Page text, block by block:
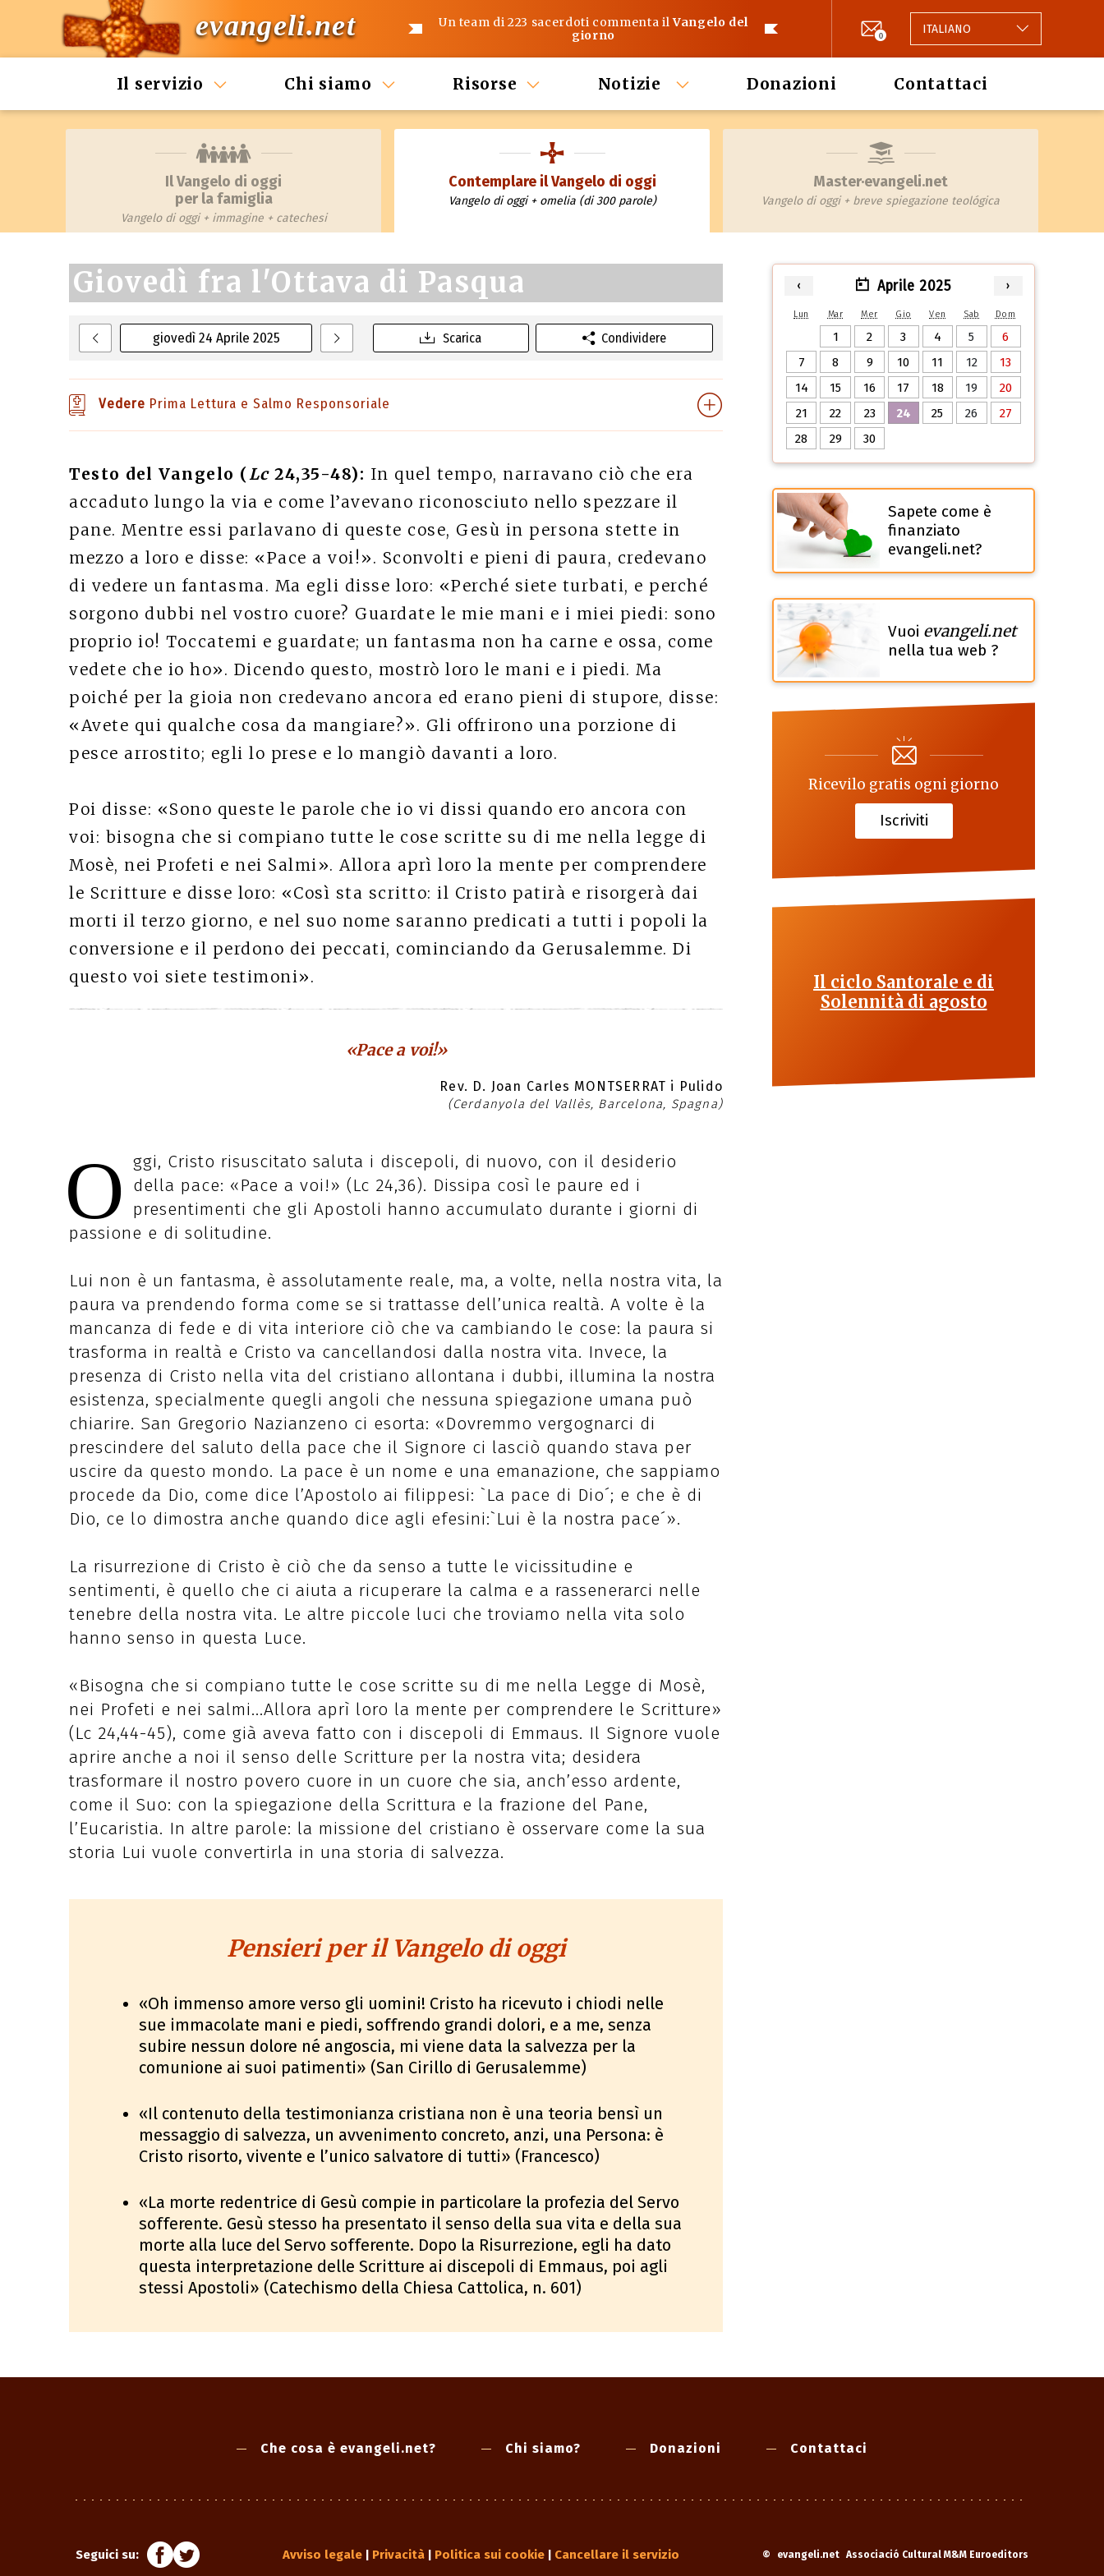
evangeli.net Un team di 223 sacerdoti commenta ilVangelo del
giorno
0 ITALIANO
Il servizio Chi siamo Risorse Notizie Donazioni Contattaci
Il Vangelo di oggi
per la famiglia
Vangelo di oggi + immagine + catechesi
Contemplare il Vangelo di oggi
Vangelo di oggi + omelia (di 300 parole)
Master·evangeli.net
Vangelo di oggi + breve spiegazione teológica
giovedì 24 Aprile 2025
Giovedì fra l'Ottava di Pasqua
Scarica Condividere
Vedere Prima Lettura e Salmo Responsoriale
Testo del Vangelo (Lc24,35-48): In quel tempo, narravano ciò che era
accaduto lungo la via e come l’avevano riconosciuto nello spezzare il
pane. Mentre essi parlavano di queste cose, Gesù in persona stette in
mezzo a loro e disse: «Pace a voi!». Sconvolti e pieni di paura, credevano
di vedere un fantasma. Ma egli disse loro: «Perché siete turbati, e perché
sorgono dubbi nel vostro cuore? Guardate le mie mani e i miei piedi: sono
proprio io! Toccatemi e guardate; un fantasma non ha carne e ossa, come
vedete che io ho». Dicendo questo, mostrò loro le mani e i piedi. Ma
poiché per la gioia non credevano ancora ed erano pieni di stupore, disse:
«Avete qui qualche cosa da mangiare?». Gli offrirono una porzione di
pesce arrostito; egli lo prese e lo mangiò davanti a loro.
Poi disse: «Sono queste le parole che io vi dissi quando ero ancora con
voi: bisogna che si compiano tutte le cose scritte su di me nella legge di
Mosè, nei Profeti e nei Salmi». Allora aprì loro la mente per comprendere
le Scritture e disse loro: «Così sta scritto: il Cristo patirà e risorgerà dai
morti il terzo giorno, e nel suo nome saranno predicati a tutti i popoli la
conversione e il perdono dei peccati, cominciando da Gerusalemme. Di
questo voi siete testimoni».
«Pace a voi!»
Rev. D. Joan Carles MONTSERRAT i Pulido
(Cerdanyola del Vallès, Barcelona, Spagna)
O ggi, Cristo risuscitato saluta i discepoli, di nuovo, con il desiderio
della pace: «Pace a voi!» (Lc 24,36). Dissipa così le paure ed i
presentimenti che gli Apostoli hanno accumulato durante i giorni di
passione e di solitudine.
Lui non è un fantasma, è assolutamente reale, ma, a volte, nella nostra vita, la
paura va prendendo forma come se si trattasse dell’unica realtà. A volte è la
mancanza di fede e di vita interiore ciò che va cambiando le cose: la paura si
trasforma in realtà e Cristo va cancellandosi dalla nostra vita. Invece, la
presenza di Cristo nella vita del cristiano allontana i dubbi, illumina la nostra
esistenza, specialmente quegli angoli che nessuna spiegazione umana può
chiarire. San Gregorio Nazianzeno ci esorta: «Dovremmo vergognarci di
prescindere del saluto della pace che il Signore ci lasciò quando stava per
uscire da questo mondo. La pace è un nome e una emanazione, che sappiamo
procede da Dio, come dice l’Apostolo ai filippesi: `La pace di Dio´; e che è di
Dio, ce lo dimostra anche quando dice agli efesini:`Lui è la nostra pace´».
La risurrezione di Cristo è ciò che da senso a tutte le vicissitudine e
sentimenti, è quello che ci aiuta a ricuperare la calma e a rassenerarci nelle
tenebre della nostra vita. Le altre piccole luci che troviamo nella vita solo
hanno senso in questa Luce.
«Bisogna che si compiano tutte le cose scritte su di me nella Legge di Mosè,
nei Profeti e nei salmi...Allora aprì loro la mente per comprendere le Scritture»
(Lc 24,44-45), come già aveva fatto con i discepoli di Emmaus. Il Signore vuole
aprire anche a noi il senso delle Scritture per la nostra vita; desidera
trasformare il nostro povero cuore in un cuore che sia, anch’esso ardente,
come il Suo: con la spiegazione della Scrittura e la frazione del Pane,
l’Eucaristia. In altre parole: la missione del cristiano è osservare come la sua
storia Lui vuole convertirla in una storia di salvezza.
Pensieri per il Vangelo di oggi
«Oh immenso amore verso gli uomini! Cristo ha ricevuto i chiodi nelle
sue immacolate mani e piedi, soffrendo grandi dolori, e a me, senza
subire nessun dolore né angoscia, mi viene data la salvezza per la
comunione ai suoi patimenti» (San Cirillo di Gerusalemme)
«Il contenuto della testimonianza cristiana non è una teoria bensì un
messaggio di salvezza, un avvenimento concreto, anzi, una Persona: è
Cristo risorto, vivente e l’unico salvatore di tutti» (Francesco)
«La morte redentrice di Gesù compie in particolare la profezia del Servo
sofferente. Gesù stesso ha presentato il senso della sua vita e della sua
morte alla luce del Servo sofferente. Dopo la Risurrezione, egli ha dato
questa interpretazione delle Scritture ai discepoli di Emmaus, poi agli
stessi Apostoli» (Catechismo della Chiesa Cattolica, n. 601)
‹ Aprile 2025 ›
Lun Mar Mer Gio Ven Sab Dom
1 2 3 4 5
6
7
8 9 10 11 12
13
14
15 16 17 18 19
20
21
22 23 24 25 26
27
28
29 30
Sapete come è
finanziato
evangeli.net?
Vuoi evangeli.net
nella tua web ?
Ricevilo gratis ogni giorno
Iscriviti
Il ciclo Santorale e di
Solennità di agosto
Che cosa è evangeli.net? Chi siamo? Donazioni Contattaci
Seguici su: © evangeli.net Associació Cultural M&M Euroeditors
Avviso legale Privacità Politica sui cookie Cancellare il servizio